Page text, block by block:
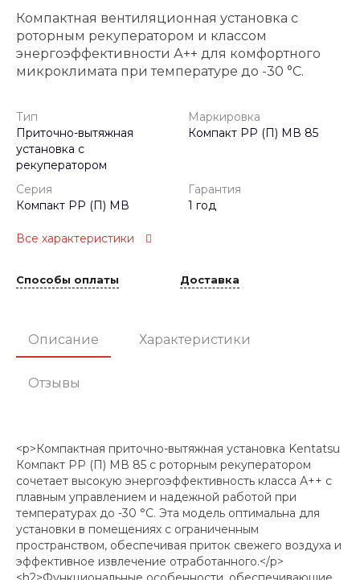
Компактная вентиляционная установка с
роторным рекуператором и классом
энергоэффективности А++ для комфортного
микроклимата при температуре до -30 °C.
Тип
Приточно-вытяжная
установка с
рекуператором
Маркировка
Компакт РР (П) МВ 85
Серия
Компакт РР (П) МВ
Гарантия
1 год
Все характеристики
Способы оплаты Доставка
Описание Характеристики
Отзывы
<p>Компактная приточно-вытяжная установка Kentatsu
Компакт РР (П) МВ 85 с роторным рекуператором
сочетает высокую энергоэффективность класса А++ с
плавным управлением и надежной работой при
температурах до -30 °C. Эта модель оптимальна для
установки в помещениях с ограниченным
пространством, обеспечивая приток свежего воздуха и
эффективное извлечение отработанного.</p>